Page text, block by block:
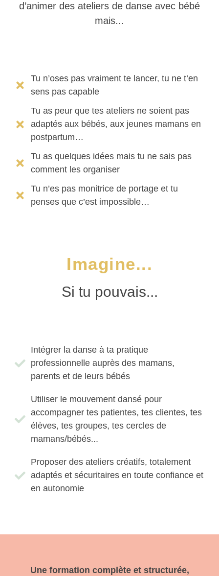
d’animer des ateliers de danse avec bébé
mais...
Tu n’oses pas vraiment te lancer, tu ne t’en
sens pas capable
Tu as peur que tes ateliers ne soient pas
adaptés aux bébés, aux jeunes mamans en
postpartum…
Tu as quelques idées mais tu ne sais pas
comment les organiser
Tu n’es pas monitrice de portage et tu
penses que c’est impossible…
Imagine...
Si tu pouvais...
Intégrer la danse à ta pratique
professionnelle auprès des mamans,
parents et de leurs bébés
Utiliser le mouvement dansé pour
accompagner tes patientes, tes clientes, tes
élèves, tes groupes, tes cercles de
mamans/bébés...
Proposer des ateliers créatifs, totalement
adaptés et sécuritaires en toute confiance et
en autonomie
Une formation complète et structurée,